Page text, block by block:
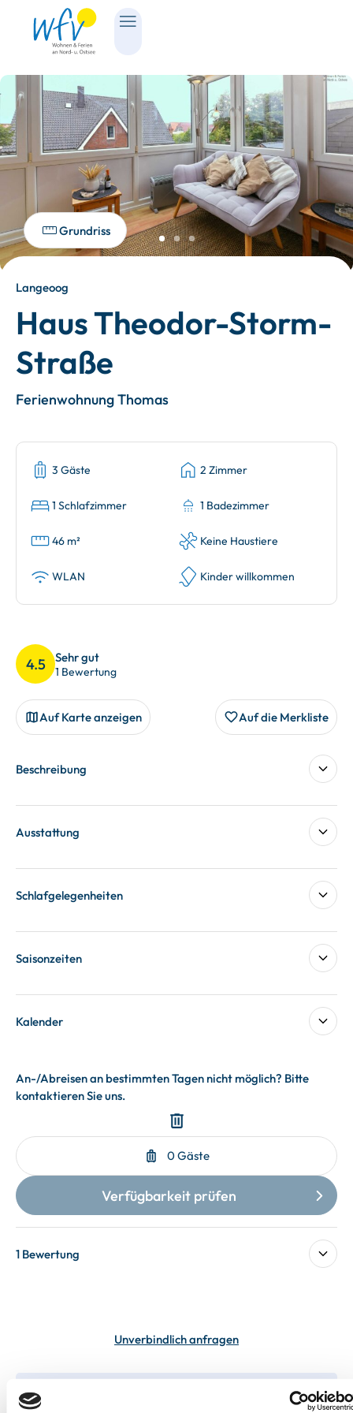
Grundriss
Langeoog
Haus Theodor-Storm-
Straße
Ferienwohnung Thomas
3 Gäste 2 Zimmer
1 Schlafzimmer 1 Badezimmer
46 m² Keine Haustiere
WLAN Kinder willkommen
4.5 Sehr gut
1 Bewertung
Auf Karte anzeigen Auf die Merkliste
Beschreibung
Ausstattung
Schlafgelegenheiten
Saisonzeiten
Kalender
1 Bewertung
Unverbindlich anfragen
In deiner Buchung inbegriffen